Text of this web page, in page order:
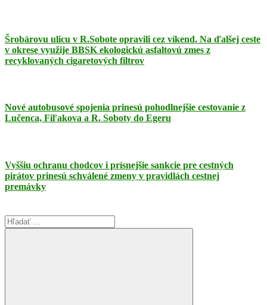
Šrobárovu ulicu v R.Sobote opravili cez víkend. Na ďalšej ceste
v okrese využije BBSK ekologickú asfaltovú zmes z
recyklovaných cigaretových filtrov
Nové autobusové spojenia prinesú pohodlnejšie cestovanie z
Lučenca, Fiľakova a R. Soboty do Egeru
Vyššiu ochranu chodcov i prísnejšie sankcie pre cestných
pirátov prinesú schválené zmeny v pravidlách cestnej
premávky
Search
for: